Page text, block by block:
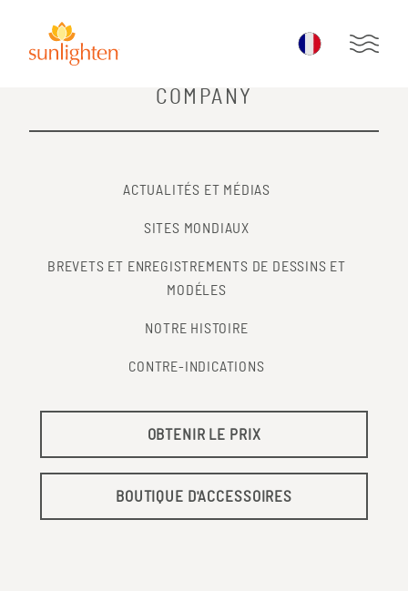
Open
COMPANY
ACTUALITÉS ET MÉDIAS
SITES MONDIAUX
BREVETS ET ENREGISTREMENTS DE DESSINS ET
MODÉLES
NOTRE HISTOIRE
CONTRE-INDICATIONS
OBTENIR LE PRIX
BOUTIQUE D'ACCESSOIRES